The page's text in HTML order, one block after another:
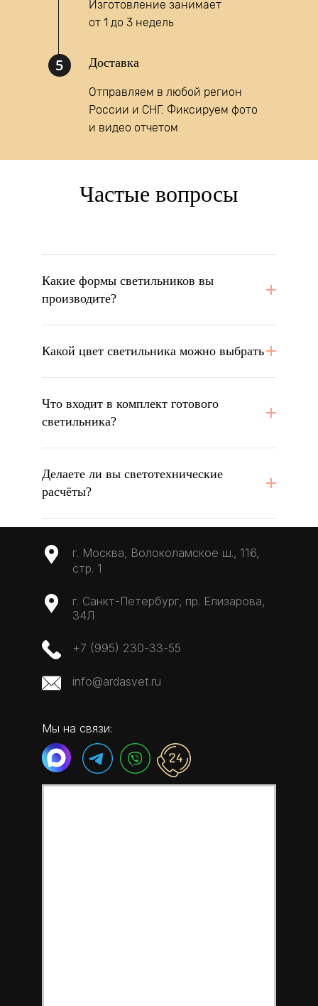
Изготовление занимает
от 1 до 3 недель
5 Доставка
Отправляем в любой регион
России и СНГ. Фиксируем фото
и видео отчетом
Частые вопросы
Какие формы светильников вы
производите?
Какой цвет светильника можно выбрать
Что входит в комплект готового
светильника?
Делаете ли вы светотехнические
расчёты?
г. Москва, Волоколамское ш., 116,
стр. 1
г. Санкт-Петербург, пр. Елизарова,
34Л
+7 (995) 230-33-55
info@ardasvet.ru
Мы на связи: